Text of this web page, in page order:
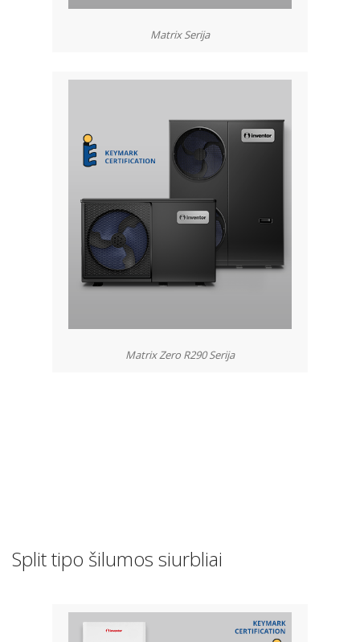
Matrix Serija
Matrix Zero R290 Serija
Split tipo šilumos siurbliai